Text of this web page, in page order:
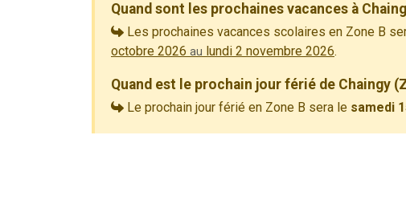
Quand sont les prochaines vacances à
Les prochaines vacances scolaires en Zone B
octobre 2026 au lundi 2 novembre 2026.
Quand est le prochain jour férié de Chaingy
Le prochain jour férié en Zone B sera le samedi